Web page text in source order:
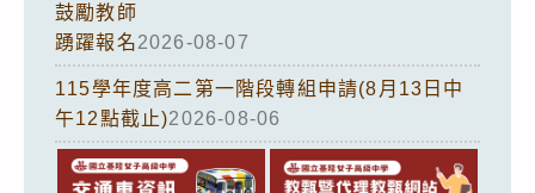
鼓勵教師
踴躍報名2026-08-07
115學年度高二第一階段轉組申請(8月13日中
午12點截止)2026-08-06